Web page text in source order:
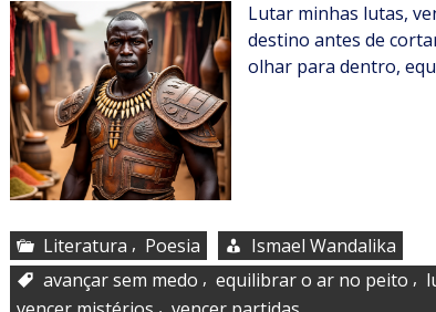
Lutar minhas lutas,
destino antes de
olhar para dentro,
Literatura , Poesia
Ismael Wandalika
avançar sem medo , equilibrar o ar no peito ,
,